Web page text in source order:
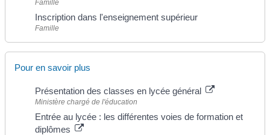
Famille
Inscription dans l'enseignement supérieur
Famille
Pour en savoir plus
Présentation des classes en lycée général
Ministère chargé de l'éducation
Entrée au lycée : les différentes voies de formation et
diplômes